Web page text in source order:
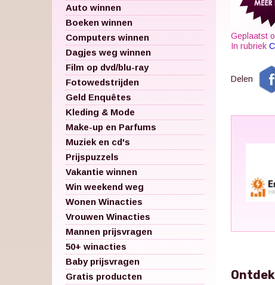
Auto winnen
Boeken winnen
Computers winnen
Dagjes weg winnen
Film op dvd/blu-ray
Fotowedstrijden
Geld Enquêtes
Kleding & Mode
Make-up en Parfums
Muziek en cd's
Prijspuzzels
Vakantie winnen
Win weekend weg
Wonen Winacties
Vrouwen Winacties
Mannen prijsvragen
50+ winacties
Baby prijsvragen
Gratis producten
Geplaatst
In rubriek
Delen